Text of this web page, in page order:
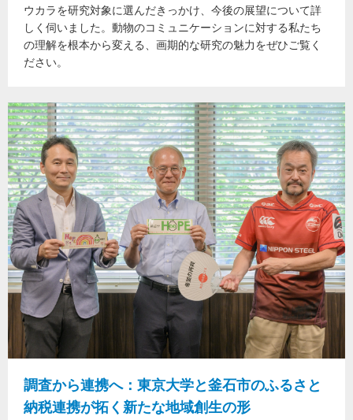
ウカラを研究対象に選んだきっかけ、今後の展望について詳
しく伺いました。動物のコミュニケーションに対する私たち
の理解を根本から変える、画期的な研究の魅力をぜひご覧く
ださい。
調査から連携へ：東京大学と釜石市のふるさと
納税連携が拓く新たな地域創生の形